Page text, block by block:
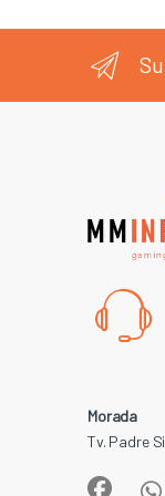
Morada
Tv. Padre